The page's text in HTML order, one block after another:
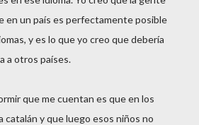
en un país es perfectamente posible
y es lo que yo creo que debería
a otros países.
que me cuentan es que en los
catalán y que luego esos niños no